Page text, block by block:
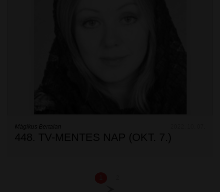
Mágikus Bertalan
448. TV-MENTES NAP (OKT. 7.)